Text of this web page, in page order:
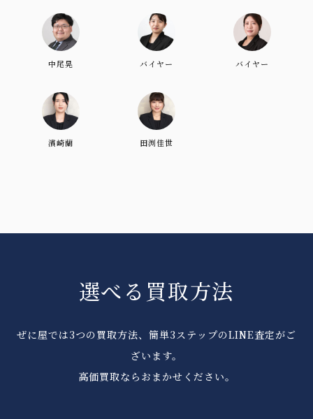
中尾晃 バイヤー バイヤー
濱崎蘭 田渕佳世
選べる買取方法
ぜに屋では3つの買取方法、簡単3ステップのLINE査定がご
ざいます。
高価買取ならおまかせください。